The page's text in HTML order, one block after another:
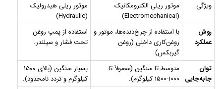
ویژگی
موتور ریلی الکترومکانیک
(Electromechanical)
موتور ریلی هیدرولیک
(Hydraulic)
روش
عملکرد
با استفاده از چرخ‌دنده‌ها، موتور و
روغن‌کاری داخلی (روغن
گیربکس).
استفاده از پمپ روغن
تحت فشار و سیلندر.
توان
جابه‌جایی
متوسط تا سنگین (معمولاً تا
۱۰۰۰-۱۵۰۰ کیلوگرم).
بسیار سنگین (بالای ۱۵۰۰
کیلوگرم و تردد نامحدود).